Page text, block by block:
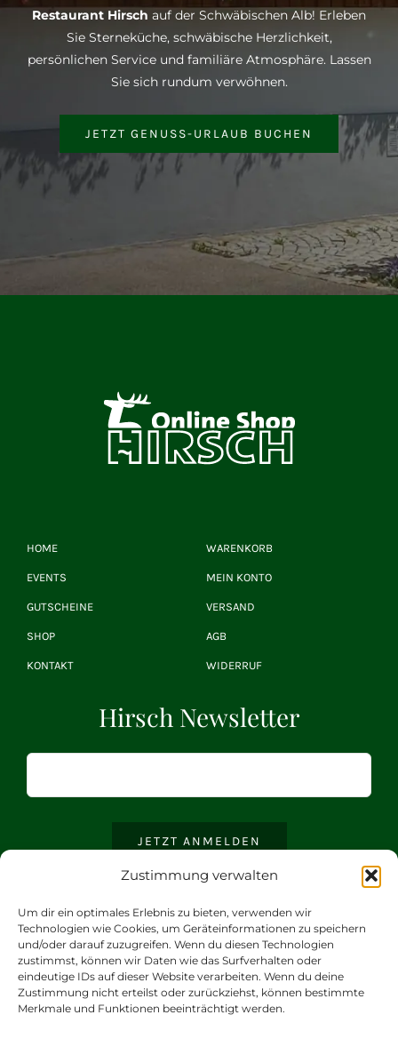
Zustimmung verwalten
Um dir ein optimales Erlebnis zu bieten, verwenden wir
Technologien wie Cookies, um Geräteinformationen zu speichern
und/oder darauf zuzugreifen. Wenn du diesen Technologien
zustimmst, können wir Daten wie das Surfverhalten oder
eindeutige IDs auf dieser Website verarbeiten. Wenn du deine
Zustimmung nicht erteilst oder zurückziehst, können bestimmte
Merkmale und Funktionen beeinträchtigt werden.
Restaurant Hirsch auf der Schwäbischen Alb! Erleben
Sie Sterneküche, schwäbische Herzlichkeit,
persönlichen Service und familiäre Atmosphäre. Lassen
Sie sich rundum verwöhnen.
JETZT GENUSS-URLAUB BUCHEN
HOME
EVENTS
GUTSCHEINE
SHOP
KONTAKT
WARENKORB
MEIN KONTO
VERSAND
AGB
WIDERRUF
Hirsch Newsletter
JETZT ANMELDEN